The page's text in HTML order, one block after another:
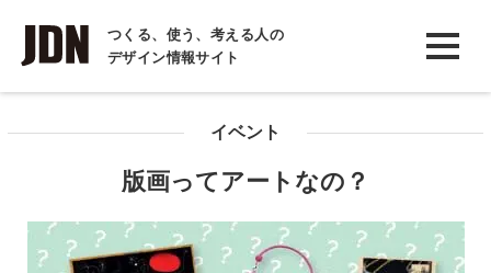
つくる、使う、考える人の
デザイン情報サイト
INTERVIEW
インタビュー
コラム
イベント
版画ってアートなの？